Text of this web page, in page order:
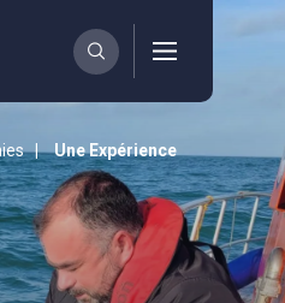
|
Une Expérience